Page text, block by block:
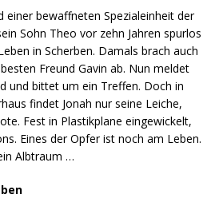
einer bewaffneten Spezialeinheit der
Sohn Theo vor zehn Jahren spurlos
in Scherben. Damals brach auch
Freund Gavin ab. Nun meldet
und bittet um ein Treffen. Doch in
findet Jonah nur seine Leiche,
Fest in Plastikplane eingewickelt,
Eines der Opfer ist noch am Leben.
Albtraum …